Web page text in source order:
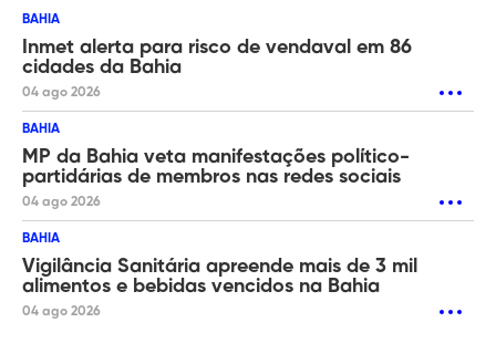
BAHIA
Inmet alerta para risco de vendaval em 86
cidades da Bahia
04 ago 2026
BAHIA
MP da Bahia veta manifestações político-
partidárias de membros nas redes sociais
04 ago 2026
BAHIA
Vigilância Sanitária apreende mais de 3 mil
alimentos e bebidas vencidos na Bahia
04 ago 2026